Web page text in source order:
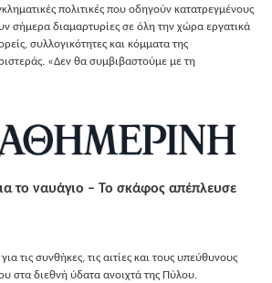
πολιτικές που οδηγούν κατατρεγμένους
σήμερα διαμαρτυρίες σε όλη την χώρα εργατικά
συλλογικότητες και κόμματα της
«Δεν θα συμβιβαστούμε με τη
το ναυάγιο – Το σκάφος απέπλευσε
τις συνθήκες, τις αιτίες και τους υπεύθυνους
στα διεθνή ύδατα ανοιχτά της Πύλου.